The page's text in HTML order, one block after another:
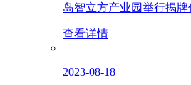
岛智立方产业园举行揭牌
查看详情
2023-08-18